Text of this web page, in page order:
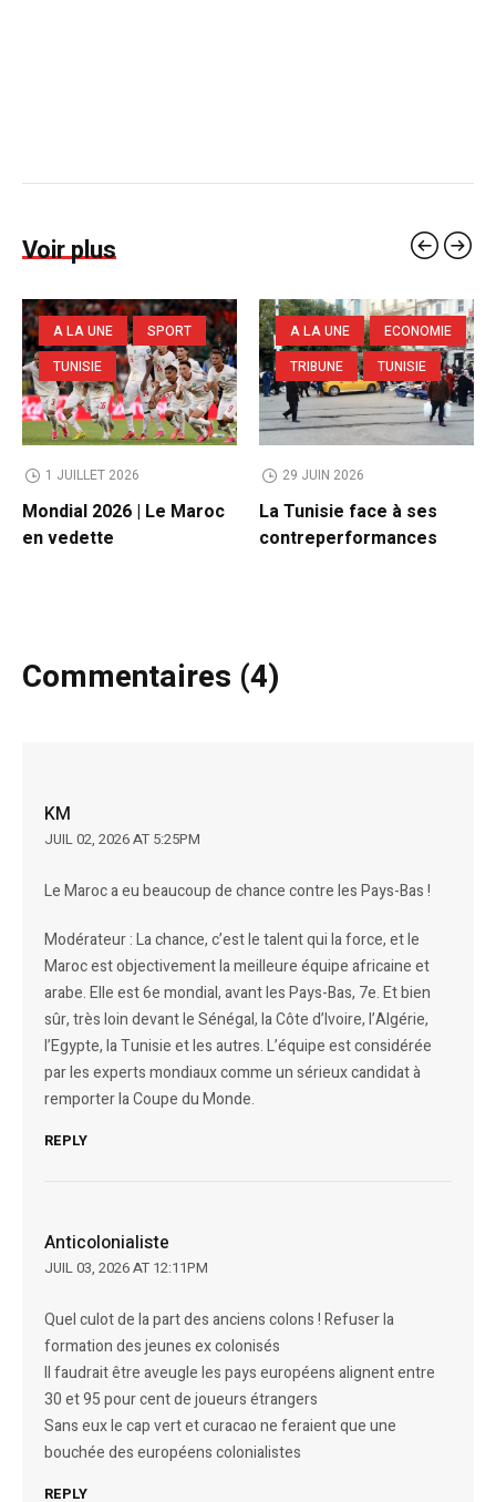
Voir plus
A LA UNE
SPORT
TUNISIE
1 JUILLET 2026
Mondial 2026 | Le Maroc
en vedette
A LA UNE
ECONOMIE
TRIBUNE
TUNISIE
29 JUIN 2026
La Tunisie face à ses
contreperformances
Commentaires (4)
KM
JUIL 02, 2026 AT 5:25PM
Le Maroc a eu beaucoup de chance contre les Pays-Bas !
Modérateur : La chance, c’est le talent qui la force, et le
Maroc est objectivement la meilleure équipe africaine et
arabe. Elle est 6e mondial, avant les Pays-Bas, 7e. Et bien
sûr, très loin devant le Sénégal, la Côte d’Ivoire, l’Algérie,
l’Egypte, la Tunisie et les autres. L’équipe est considérée
par les experts mondiaux comme un sérieux candidat à
remporter la Coupe du Monde.
REPLY
Anticolonialiste
JUIL 03, 2026 AT 12:11PM
Quel culot de la part des anciens colons ! Refuser la
formation des jeunes ex colonisés
Il faudrait être aveugle les pays européens alignent entre
30 et 95 pour cent de joueurs étrangers
Sans eux le cap vert et curacao ne feraient que une
bouchée des européens colonialistes
REPLY